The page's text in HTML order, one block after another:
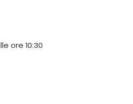
ore 10:30